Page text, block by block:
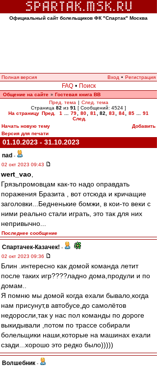
Официальный сайт болельщиков ФК "Спартак" Москва
Полная версия Вход • Регистрация
FAQ • Поиск
Общение на сайте » Гостевая книга ВВ
Пред. тема | След. тема
Страница 82 из 91 [ Сообщений: 4524 ]
На страницу Пред. 1 79 80 81 82 83 84 85
91
След.
Начать новую тему
Добавить
Версия для печати
01.10.2023 - 31.10.2023
nad -
02 окт 2023 09:43
wert_vao
Грязьпромовцам как-то надо оправдать
поражения Бразита , вот отсюда и кричащие
заголовки...Бедненькие бомжи, в кои-то веки с
ними реально стали играть, это так для них
непривычно...
Последнее сообщение
Спартачек-Казачек! -
02 окт 2023 09:36
Блин .интересно как домой команда летит
после таких игр????ладно дома,продули и по
домам..
Я помню мы домой когда ехали бывало,когда
нам присунут,в автобусе,до самолётов
недоросли,так у нас пол команды по дороге
выкидывали ,потом по трассе собирали
болельщики наши,которые на машинах ехали
сзади...хорошо это редко было)))))
Волшебник -